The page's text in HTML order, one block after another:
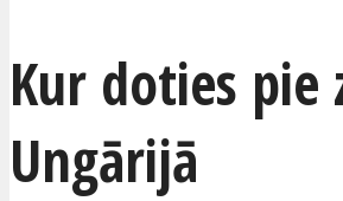
Kur doties pie
Ungārijā